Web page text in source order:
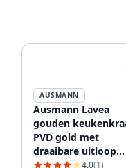
AUSMANN
Ausmann Lavea
gouden
PVD gold met
draaibare uitloop
12089571334.0(1)